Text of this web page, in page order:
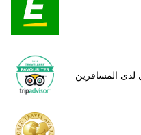
لدى المسافرين